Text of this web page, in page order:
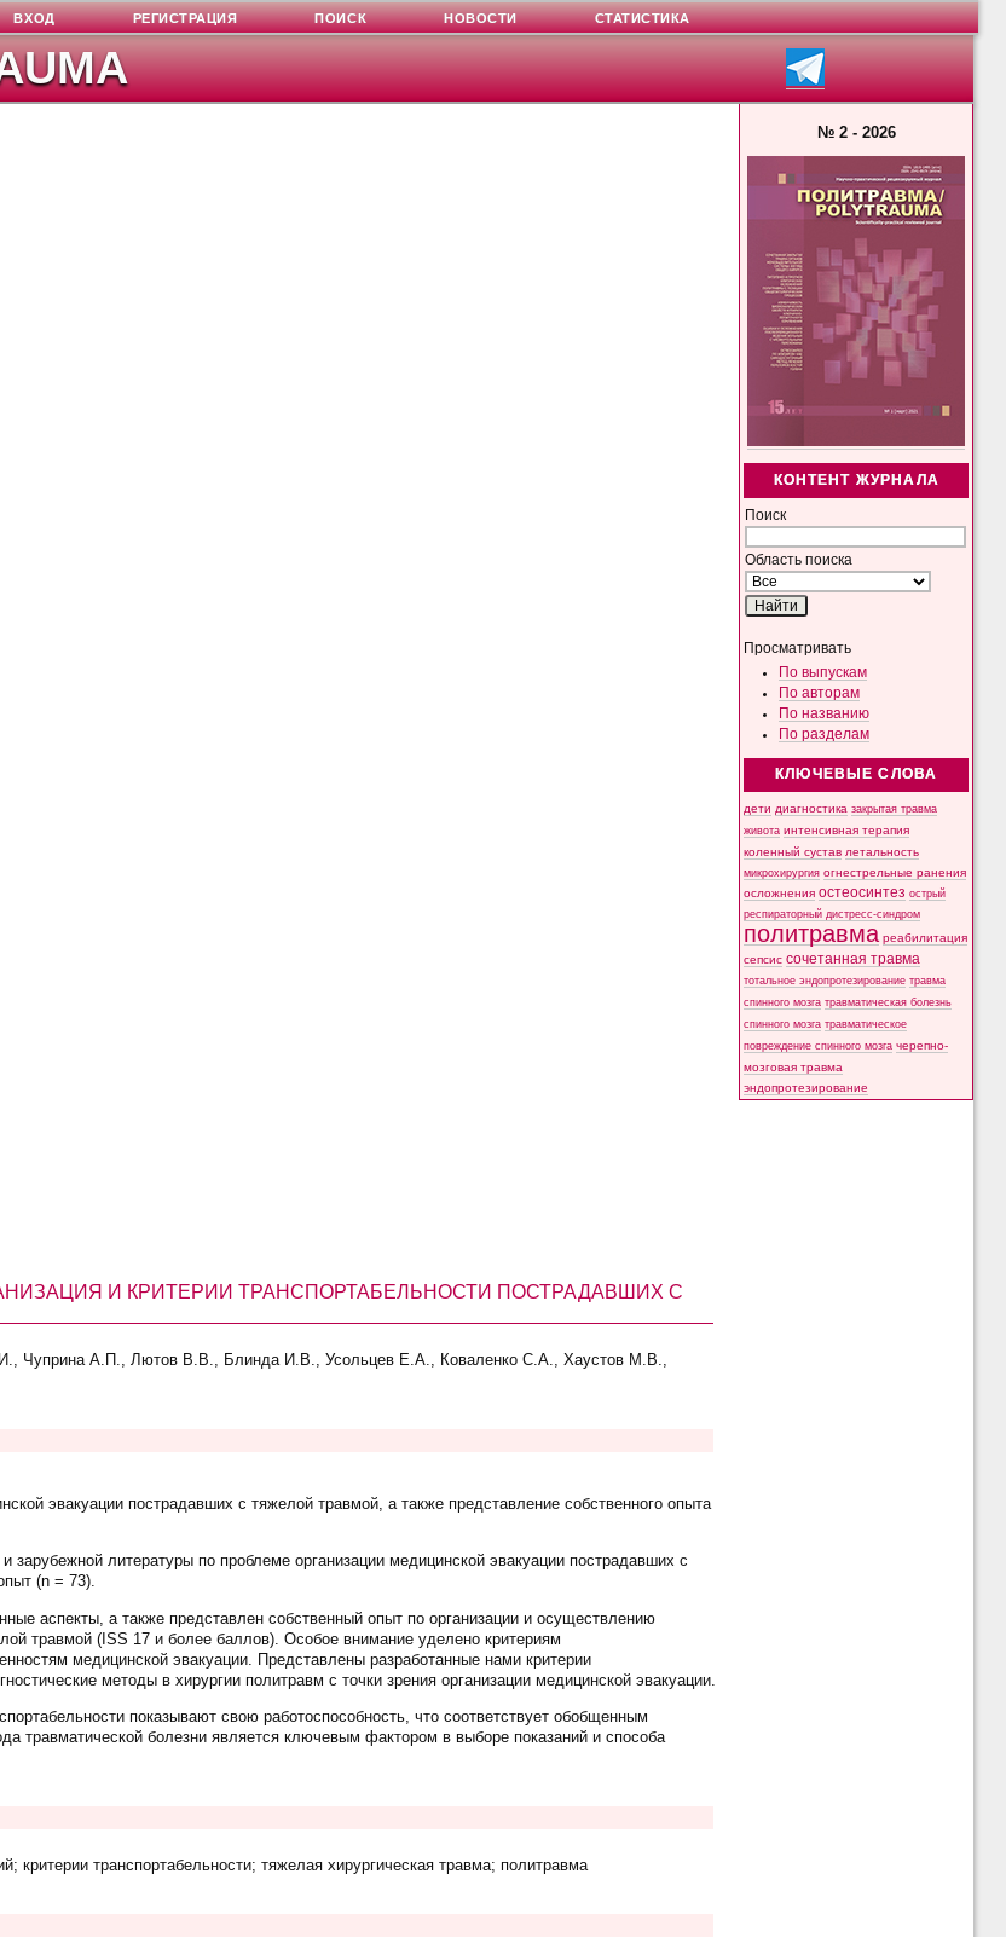
№ 2 - 2026
КОНТЕНТ ЖУРНАЛА
Поиск
Область поиска
Просматривать
По выпускам
По авторам
По названию
По разделам
КЛЮЧЕВЫЕ СЛОВА
дети диагностика закрытая травма
живота интенсивная терапия
коленный сустав летальность
микрохирургия огнестрельные ранения
осложнения остеосинтез острый
респираторный дистресс-синдром
политравма реабилитация
сепсис сочетанная травма
тотальное эндопротезирование травма
спинного мозга травматическая болезнь
спинного мозга травматическое
повреждение спинного мозга черепно-
мозговая травма
эндопротезирование
ВХОД РЕГИСТРАЦИЯ ПОИСК НОВОСТИ СТАТИСТИКА
И КРИТЕРИИ ТРАНСПОРТАБЕЛЬНОСТИ ПОСТРАДАВШИХ С
Чуприна А.П., Лютов В.В., Блинда И.В., Усольцев Е.А., Коваленко С.А., Хаустов М.В.,
эвакуации пострадавших с тяжелой травмой, а также представление собственного опыта
зарубежной литературы по проблеме организации медицинской эвакуации пострадавших с
(n = 73).
аспекты, а также представлен собственный опыт по организации и осуществлению
травмой (ISS 17 и более баллов). Особое внимание уделено критериям
медицинской эвакуации. Представлены разработанные нами критерии
методы в хирургии политравм с точки зрения организации медицинской эвакуации.
показывают свою работоспособность, что соответствует обобщенным
травматической болезни является ключевым фактором в выборе показаний и способа
критерии транспортабельности; тяжелая хирургическая травма; политравма